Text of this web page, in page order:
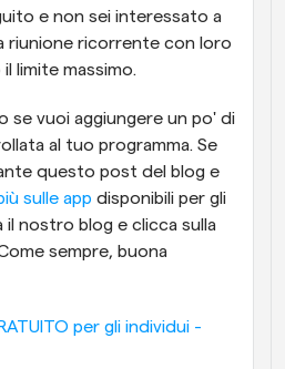
e non sei interessato a
riunione ricorrente con loro
limite massimo.
se vuoi aggiungere un po' di
al tuo programma. Se
questo post del blog e
sulle app
il nostro blog e clicca sulla
sempre, buona
per gli individui -